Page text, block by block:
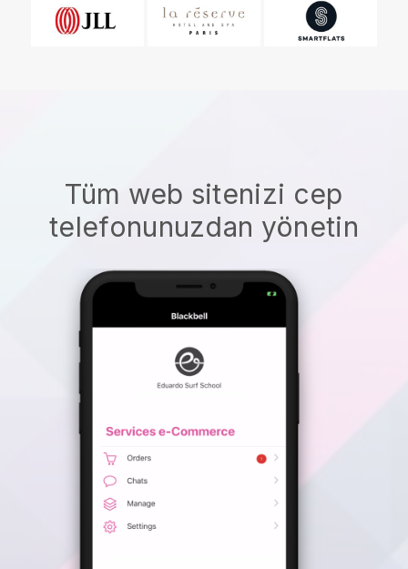
Tüm web sitenizi cep
telefonunuzdan yönetin